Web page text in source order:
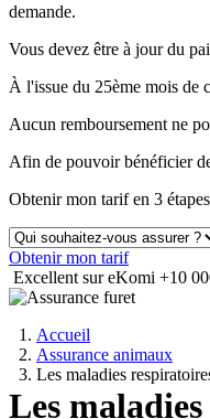
demande.
Vous devez être à jour du
À l'issue du 25ème mois de
Aucun remboursement ne
Afin de pouvoir bénéficier
Obtenir mon tarif en 3 étapes
Obtenir mon tarif
Excellent sur eKomi +10
Accueil
Assurance animaux
Les maladies
Les